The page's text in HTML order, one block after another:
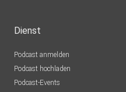
Dienst
Podcast anmelden
Podcast hochladen
Podcast-Events